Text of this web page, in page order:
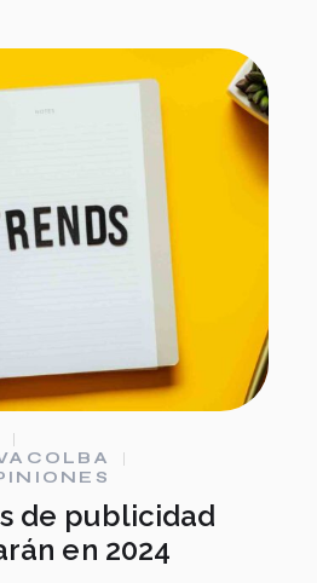
de publicidad
en 2024